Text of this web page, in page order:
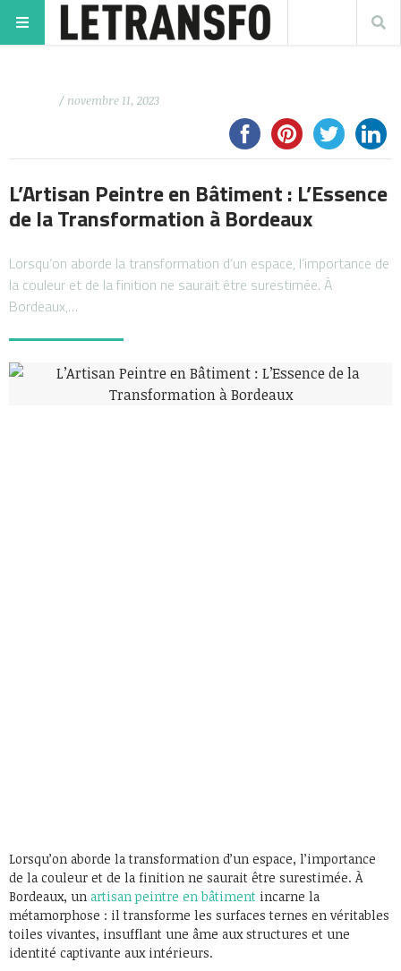
/ novembre 11, 2023
L’Artisan Peintre en Bâtiment : L’Essence
de la Transformation à Bordeaux
Lorsqu’on aborde la transformation d’un espace, l’importance de
la couleur et de la finition ne saurait être surestimée. À
Bordeaux,…
Lorsqu’on aborde la transformation d’un espace, l’importance
de la couleur et de la finition ne saurait être surestimée. À
Bordeaux, un artisan peintre en bâtiment incarne la
métamorphose : il transforme les surfaces ternes en véritables
toiles vivantes, insufflant une âme aux structures et une
identité captivante aux intérieurs.